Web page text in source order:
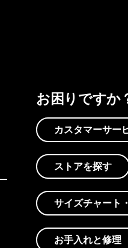
お困りですか
カスタマーサー
ストアを探す
サイズチャート
お手入れと修理